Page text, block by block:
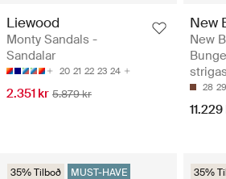
Liewood
Monty Sandals -
Sandalar
20 21 22 23 24
2.351 kr 5.879 kr
New
New
28 29
35% Tilboð MUST-HAVE 35%